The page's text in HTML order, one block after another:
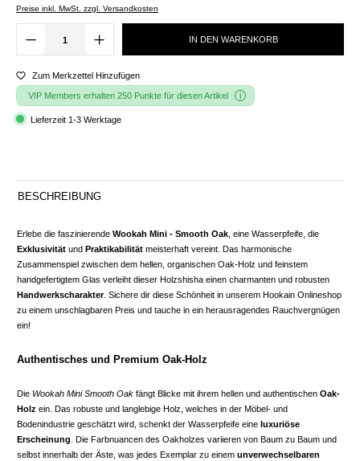
Preise inkl. MwSt. zzgl. Versandkosten
IN DEN WARENKORB
Zum Merkzettel Hinzufügen
VIP Members erhalten 250 Punkte für diesen Artikel
Lieferzeit 1-3 Werktage
BESCHREIBUNG
Erlebe die faszinierende Wookah Mini - Smooth Oak , eine Wasserpfeife, die
Exklusivität und Praktikabilität meisterhaft vereint. Das harmonische
Zusammenspiel zwischen dem hellen, organischen Oak-Holz und feinstem
handgefertigtem Glas verleiht dieser Holzshisha einen charmanten und robusten
Handwerkscharakter. Sichere dir diese Schönheit in unserem Hookain Onlineshop
zu einem unschlagbaren Preis und tauche in ein herausragendes Rauchvergnügen
ein!
Authentisches und Premium Oak-Holz
Die Wookah Mini Smooth Oak fängt Blicke mit ihrem hellen und authentischen Oak-
Holz ein. Das robuste und langlebige Holz, welches in der Möbel- und
Bodenindustrie geschätzt wird, schenkt der Wasserpfeife eine luxuriöse
Erscheinung . Die Farbnuancen des Oakholzes variieren von Baum zu Baum und
selbst innerhalb der Äste, was jedes Exemplar zu einem unverwechselbaren